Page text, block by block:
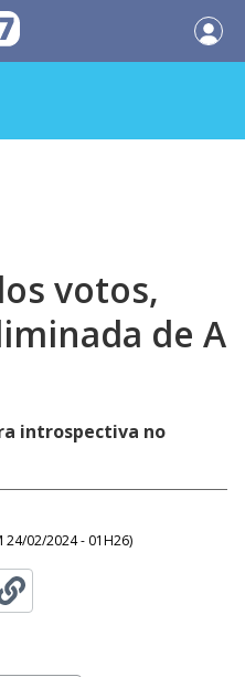
votos,
de A
introspectiva no
24/02/2024 - 01H26)